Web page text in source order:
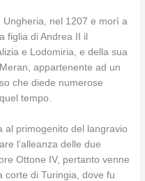
Ungheria, nel 1207 e morì a
figlia di Andrea II il
e Lodomiria, e della sua
appartenente ad un
che diede numerose
tempo.
al primogenito del langravio
l’alleanza delle due
Ottone IV, pertanto venne
corte di Turingia, dove fu